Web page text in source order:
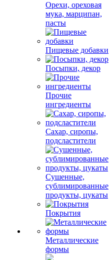
Орехи, ореховая
мука, марципан,
пасты
Пищевые добавки
Посыпки, декор
Прочие
ингредиенты
Сахар, сиропы,
подсластители
Сушенные,
сублимированные
продукты, цукаты
Покрытия
Металлические
формы